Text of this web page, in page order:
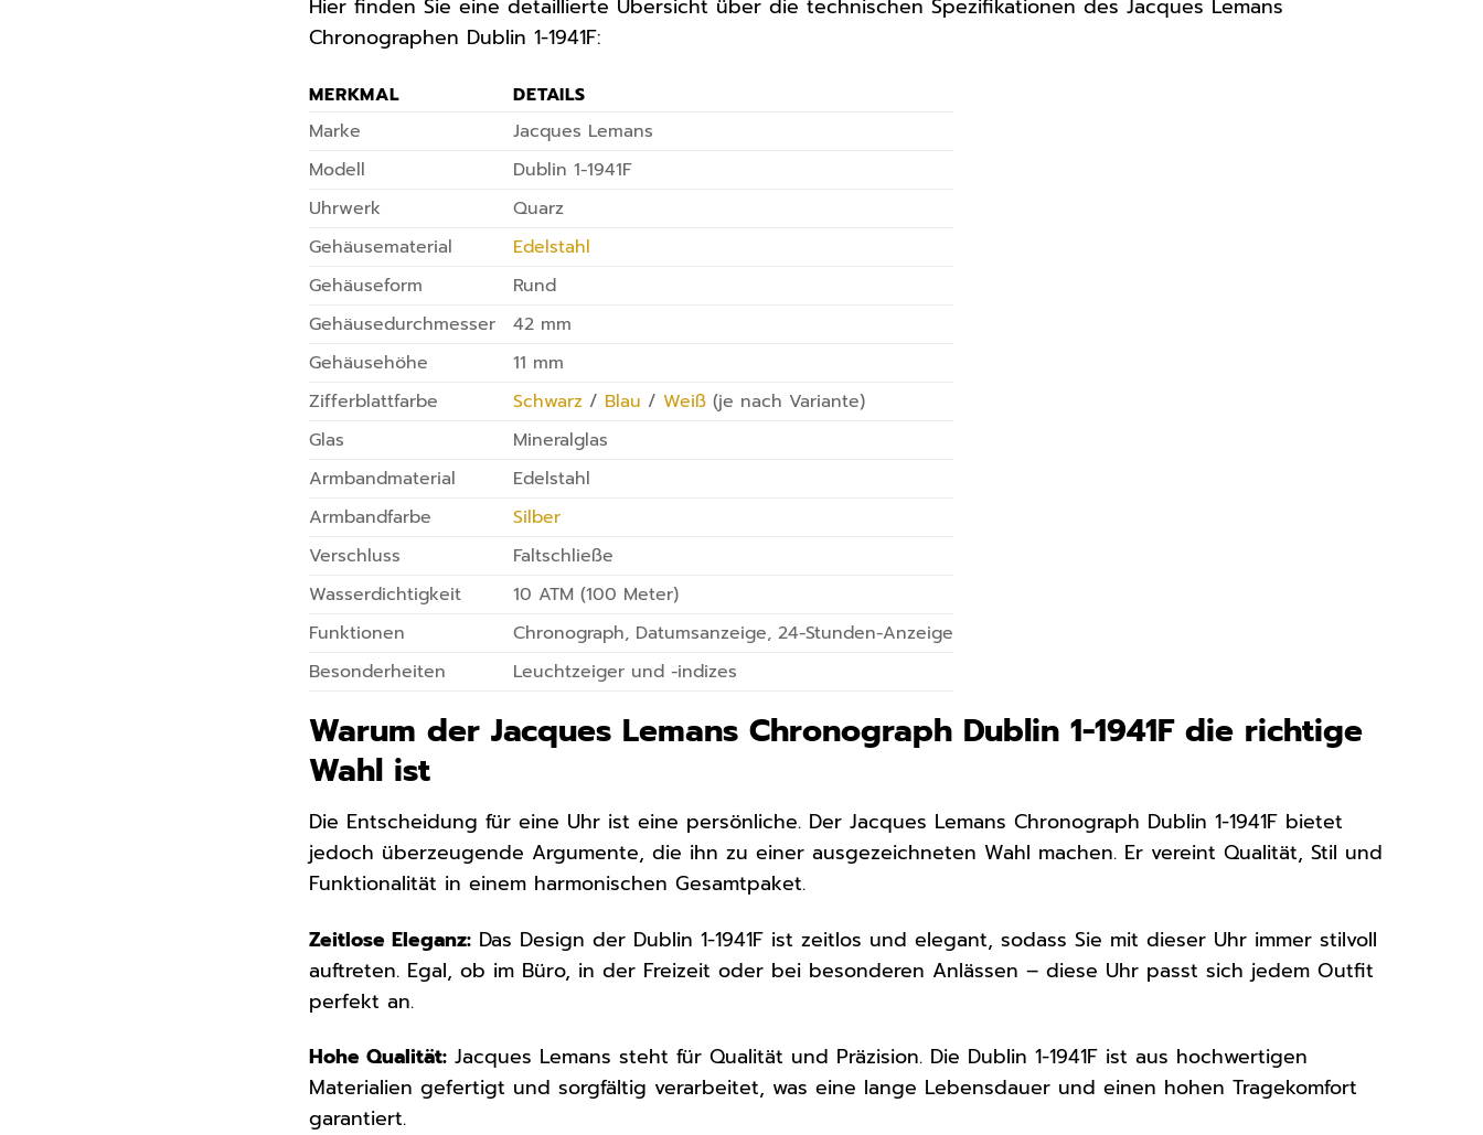
Hier finden Sie eine detaillierte Übersicht über die technischen Spezifikationen des Jacques Lemans
Chronographen Dublin 1-1941F:
MERKMAL
DETAILS
Marke
Jacques Lemans
Modell
Dublin 1-1941F
Uhrwerk
Quarz
Gehäusematerial
Edelstahl
Gehäuseform
Rund
Gehäusedurchmesser
42 mm
Gehäusehöhe
11 mm
Zifferblattfarbe
Schwarz / Blau /Weiß (je nach Variante)
Glas
Mineralglas
Armbandmaterial
Edelstahl
Armbandfarbe
Silber
Verschluss
Faltschließe
Wasserdichtigkeit
10 ATM (100 Meter)
Funktionen
Chronograph, Datumsanzeige, 24-Stunden-Anzeige
Besonderheiten
Leuchtzeiger und -indizes
Warum der Jacques Lemans Chronograph Dublin 1-1941F die richtige
Wahl ist
Die Entscheidung für eine Uhr ist eine persönliche. Der Jacques Lemans Chronograph Dublin 1-1941F bietet
jedoch überzeugende Argumente, die ihn zu einer ausgezeichneten Wahl machen. Er vereint Qualität, Stil und
Funktionalität in einem harmonischen Gesamtpaket.
Zeitlose Eleganz: Das Design der Dublin 1-1941F ist zeitlos und elegant, sodass Sie mit dieser Uhr immer stilvoll
auftreten. Egal, ob im Büro, in der Freizeit oder bei besonderen Anlässen – diese Uhr passt sich jedem Outfit
perfekt an.
Hohe Qualität: Jacques Lemans steht für Qualität und Präzision. Die Dublin 1-1941F ist aus hochwertigen
Materialien gefertigt und sorgfältig verarbeitet, was eine lange Lebensdauer und einen hohen Tragekomfort
garantiert.